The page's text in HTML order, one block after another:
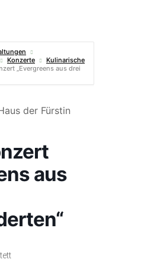
Konzerte
Kulinarische
„Evergreens aus drei
aus